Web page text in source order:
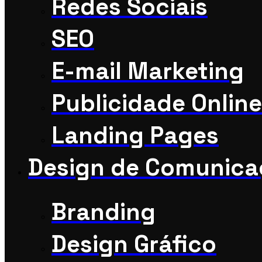
Redes Sociais
SEO
E-mail Marketing
Publicidade Online
Landing Pages
Design de
Branding
Design Gráfico